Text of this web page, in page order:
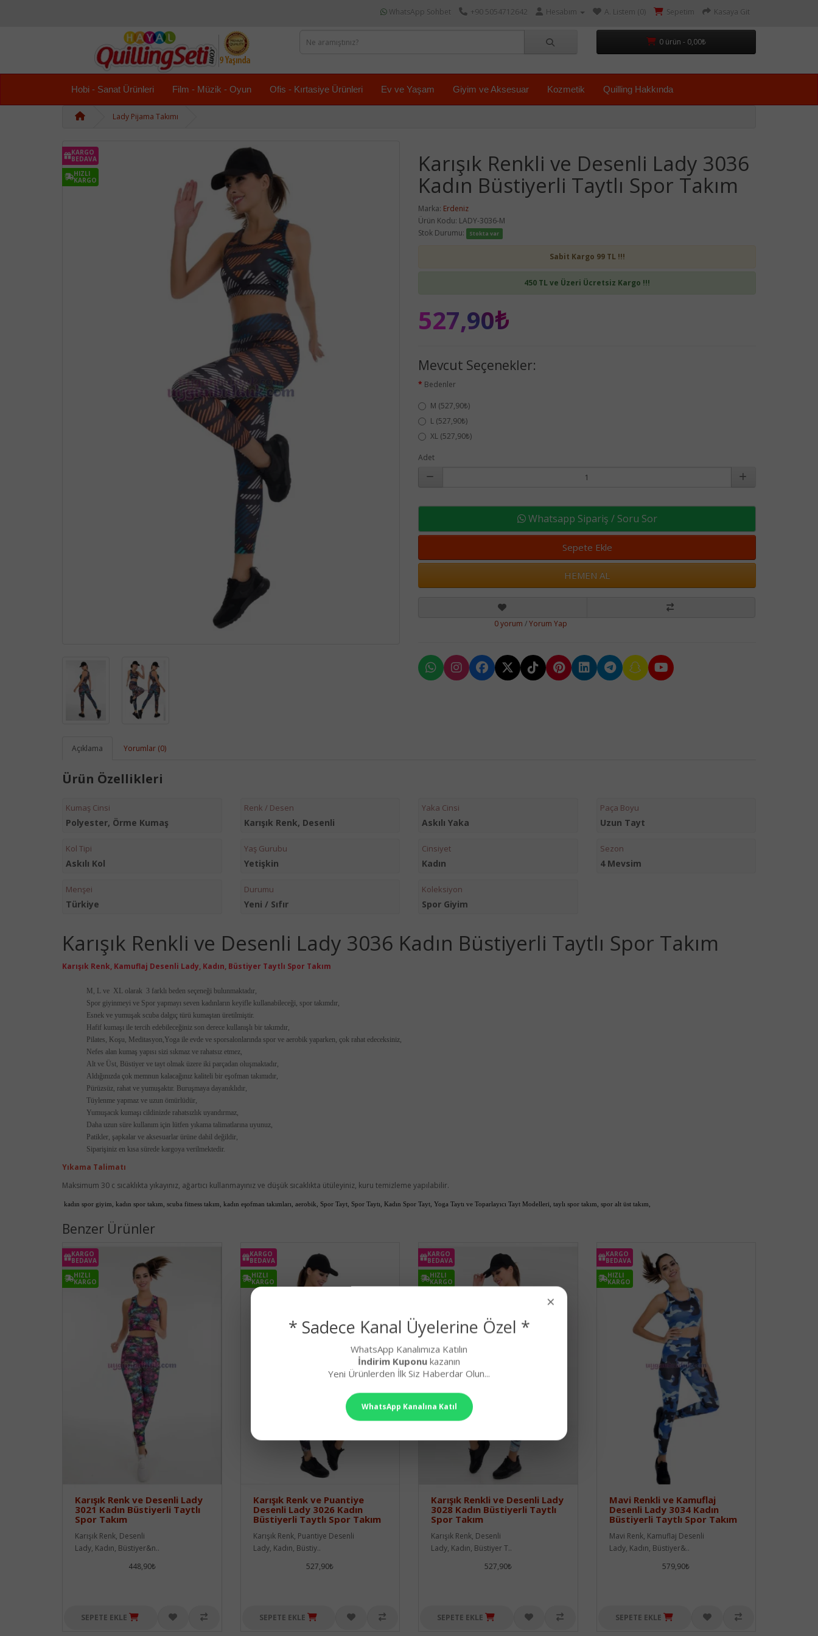
WhatsApp Sohbet +90 5054712642 Hesabım A. Listem (0) Sepetim Kasaya Git
0 ürün - 0,00₺
Hobi - Sanat Ürünleri Film - Müzik - Oyun Ofis - Kırtasiye Ürünleri Ev ve Yaşam Giyim ve Aksesuar Kozmetik Quilling Hakkında
Lady Pijama Takımı
KARGO
BEDAVA
HIZLI
KARGO
Karışık Renkli ve Desenli Lady 3036
Kadın Büstiyerli Taytlı Spor Takım
Marka: Erdeniz
Ürün Kodu: LADY-3036-M
Stok Durumu:
Stokta var
Sabit Kargo 99 TL !!!
450 TL ve Üzeri Ücretsiz Kargo !!!
527,90₺
Mevcut Seçenekler:
Bedenler
M (527,90₺)
L (527,90₺)
XL (527,90₺)
Adet
Whatsapp Sipariş / Soru Sor
Sepete Ekle
HEMEN AL
0 yorum /Yorum Yap
Açıklama Yorumlar (0)
Ürün Özellikleri
Kumaş Cinsi
Polyester, Örme Kumaş
Renk / Desen
Karışık Renk, Desenli
Yaka Cinsi
Askılı Yaka
Paça Boyu
Uzun Tayt
Kol Tipi
Askılı Kol
Yaş Gurubu
Yetişkin
Cinsiyet
Kadın
Sezon
4 Mevsim
Menşei
Türkiye
Durumu
Yeni / Sıfır
Koleksiyon
Spor Giyim
Karışık Renkli ve Desenli Lady 3036 Kadın Büstiyerli Taytlı Spor Takım
Karışık Renk, Kamuflaj Desenli Lady, Kadın, Büstiyer Taytlı Spor Takım
M, L ve XL olarak 3 farklı beden seçeneği bulunmaktadır,
Spor giyinmeyi ve Spor yapmayı seven kadınların keyifle kullanabileceği, spor takımdır,
Esnek ve yumuşak scuba dalgıç türü kumaştan üretilmiştir.
Hafif kumaşı ile tercih edebileceğiniz son derece kullanışlı bir takımdır,
Pilates, Koşu, Meditasyon,Yoga ile evde ve sporsalonlarında spor ve aerobik yaparken, çok rahat edeceksiniz,
Nefes alan kumaş yapısı sizi sıkmaz ve rahatsız etmez,
Alt ve Üst, Büstiyer ve tayt olmak üzere iki parçadan oluşmaktadır,
Aldığınızda çok memnun kalacağınız kaliteli bir eşofman takımıdır,
Pürüzsüz, rahat ve yumuşaktır. Buruşmaya dayanıklıdır,
Tüylenme yapmaz ve uzun ömürlüdür,
Yumuşacık kumaşı cildinizde rahatsızlık uyandırmaz,
Daha uzun süre kullanım için lütfen yıkama talimatlarına uyunuz,
Patikler, şapkalar ve aksesuarlar ürüne dahil değildir,
Siparişiniz en kısa sürede kargoya verilmektedir.
Yıkama Talimatı
Maksimum 30 c sıcaklıkta yıkayınız, ağartıcı kullanmayınız ve düşük sıcaklıkta ütüleyiniz, kuru temizleme yapılabilir.
kadın spor giyim, kadın spor takım, scuba fitness takım, kadın eşofman takımları, aerobik, Spor Tayt, Spor Taytı, Kadın Spor Tayt, Yoga Taytı ve Toparlayıcı Tayt Modelleri, taylı spor takım, spor alt üst takım,
Benzer Ürünler
KARGO
BEDAVA
HIZLI
KARGO
Karışık Renk ve Desenli Lady
3021 Kadın Büstiyerli Taytlı
Spor Takım
Karışık Renk, Desenli
Lady, Kadın, Büstiyer&n..
448,90₺
SEPETE EKLE
KARGO
BEDAVA
HIZLI
KARGO
Karışık Renk ve Puantiye
Desenli Lady 3026 Kadın
Büstiyerli Taytlı Spor Takım
Karışık Renk, Puantiye Desenli
Lady, Kadın, Büstiy..
527,90₺
SEPETE EKLE
KARGO
BEDAVA
HIZLI
KARGO
Karışık Renkli ve Desenli Lady
3028 Kadın Büstiyerli Taytlı
Spor Takım
Karışık Renk, Desenli
Lady, Kadın, Büstiyer T..
527,90₺
SEPETE EKLE
KARGO
BEDAVA
HIZLI
KARGO
Mavi Renkli ve Kamuflaj
Desenli Lady 3034 Kadın
Büstiyerli Taytlı Spor Takım
Mavi Renk, Kamuflaj Desenli
Lady, Kadın, Büstiyer&..
579,90₺
SEPETE EKLE
×
* Sadece Kanal Üyelerine Özel *
WhatsApp Kanalımıza Katılın
İndirim Kuponu kazanın
Yeni Ürünlerden İlk Siz Haberdar Olun...
WhatsApp Kanalına Katıl